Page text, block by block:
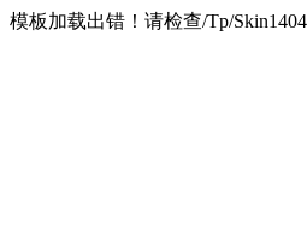
模板加载出错！请检查/Tp/